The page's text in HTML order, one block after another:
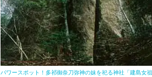
パワースポット！多祁御奈刀弥神の妹を祀る神社「建島女祖